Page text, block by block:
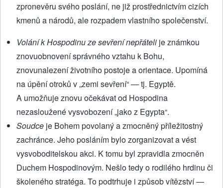
zpronevěru svého poslání, ne již prostřednictvím cizích
kmenů a národů, ale rozpadem vlastního společenství.
Volání k Hospodinu ze sevření nepřáteli je známkou
znovuobnovení správného vztahu k Bohu,
znovunalezení životního postoje a orientace. Upomíná
na úpění otroků v „zemi sevření“ — tj. Egyptě.
A umožňuje znovu očekávat od Hospodina
nezasloužené vysvobození „jako z Egypta“.
Soudce je Bohem povolaný a zmocněný příležitostný
zachránce. Jeho posláním bylo zorganizovat a vést
vysvoboditelskou akci. K tomu byl zpravidla zmocněn
Duchem Hospodinovým. Nešlo tedy o rodilého hrdinu či
školeného stratéga. To podtrhuje i způsob vítězství —